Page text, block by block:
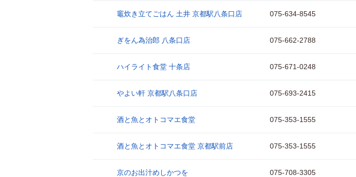
竈炊き立てごはん 土井 京都駅八条口店 075-634-8545
ぎをん為治郎 八条口店 075-662-2788
ハイライト食堂 十条店 075-671-0248
やよい軒 京都駅八条口店 075-693-2415
酒と魚とオトコマエ食堂 075-353-1555
酒と魚とオトコマエ食堂 京都駅前店 075-353-1555
京のお出汁めしかつを 075-708-3305